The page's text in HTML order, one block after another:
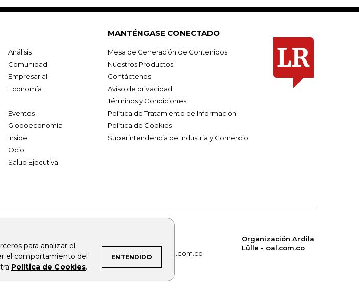
para analizar el
el comportamiento del
Política de Cookies.
ENTENDIDO
Análisis
Comunidad
Empresarial
Economía
Eventos
Globoeconomía
Inside
Ocio
Salud Ejecutiva
MANTÉNGASE CONECTADO
Mesa de Generación de Contenidos
Nuestros Productos
Contáctenos
Aviso de privacidad
Términos y Condiciones
Política de Tratamiento de Información
Política de Cookies
Superintendencia de Industria y Comercio
bolsaencolombia.com
noticiasrcn.com lafm.com.co
alerta.com.co
Organización Ardila
Lülle - oal.com.co